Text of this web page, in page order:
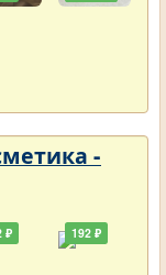
-
₽ 192 ₽